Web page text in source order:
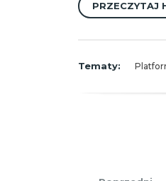
PRZECZYTAJ
Tematy: